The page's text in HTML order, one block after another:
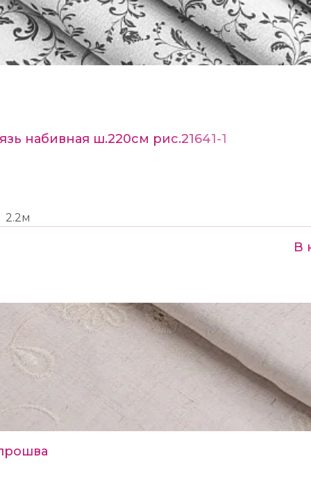
набивная ш.220см рис.21641-1
2.2м
В